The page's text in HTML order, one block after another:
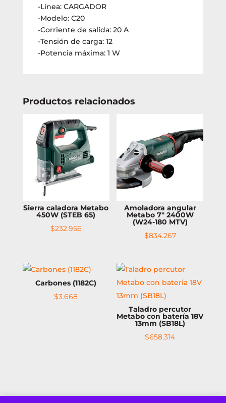
-Línea: CARGADOR
-Modelo: C20
-Corriente de salida: 20 A
-Tensión de carga: 12
-Potencia máxima: 1 W
Productos relacionados
Sierra caladora Metabo
450W (STEB 65)
$232.956
Amoladora angular
Metabo 7″ 2400W
(W24-180 MTV)
$834.267
Carbones (1182C)
$3.668
Taladro percutor
Metabo con batería 18V
13mm (SB18L)
$658.314